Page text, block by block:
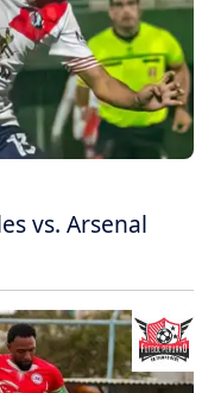
vs. Arsenal